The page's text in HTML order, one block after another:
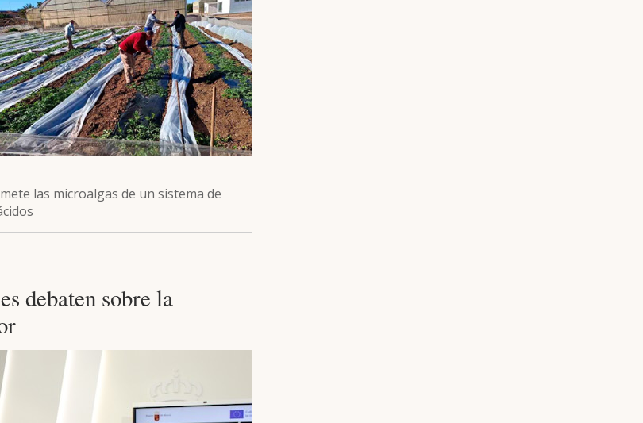
las microalgas de un sistema de
debaten sobre la